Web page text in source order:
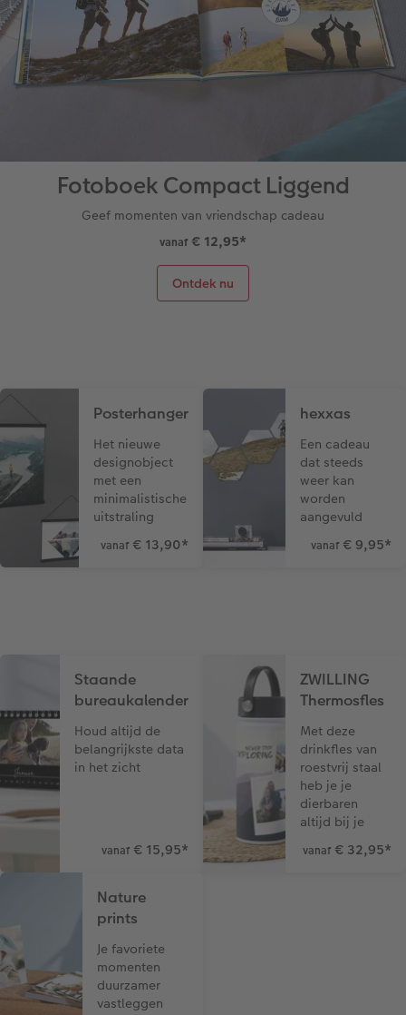
Fotoboek Compact Liggend
Geef momenten van vriendschap cadeau
vanaf € 12,95*
Ontdek nu
Posterhanger
Het nieuwe
designobject
met een
minimalistische
uitstraling
vanaf € 13,90*
hexxas
Een cadeau
dat steeds
weer kan
worden
aangevuld
vanaf € 9,95*
Staande
bureaukalender
Houd altijd de
belangrijkste data
in het zicht
vanaf € 15,95*
ZWILLING
Thermosfles
Met deze
drinkfles van
roestvrij staal
heb je je
dierbaren
altijd bij je
vanaf € 32,95*
Nature
prints
Je favoriete
momenten
duurzamer
vastleggen